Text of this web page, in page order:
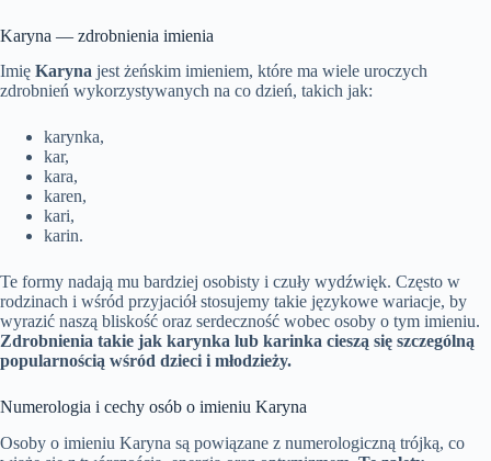
Karyna — zdrobnienia imienia
Imię Karyna jest żeńskim imieniem, które ma wiele uroczych
zdrobnień wykorzystywanych na co dzień, takich jak:
karynka,
kar,
kara,
karen,
kari,
karin.
Te formy nadają mu bardziej osobisty i czuły wydźwięk. Często w
rodzinach i wśród przyjaciół stosujemy takie językowe wariacje, by
wyrazić naszą bliskość oraz serdeczność wobec osoby o tym imieniu.
Zdrobnienia takie jak karynka lub karinka cieszą się szczególną
popularnością wśród dzieci i młodzieży.
Numerologia i cechy osób o imieniu Karyna
Osoby o imieniu Karyna są powiązane z numerologiczną trójką, co